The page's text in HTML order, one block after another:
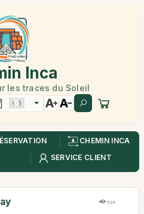
Inca
les traces du Soleil
CHEMIN INCA
SERVICE CLIENT
52K